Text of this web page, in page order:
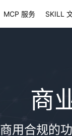
MCP 服务 SKILL
商
商用合规的